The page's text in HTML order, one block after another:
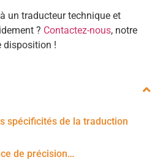
un traducteur technique et
? Contactez-nous, notre
disposition !
spécificités de la traduction
de précision…